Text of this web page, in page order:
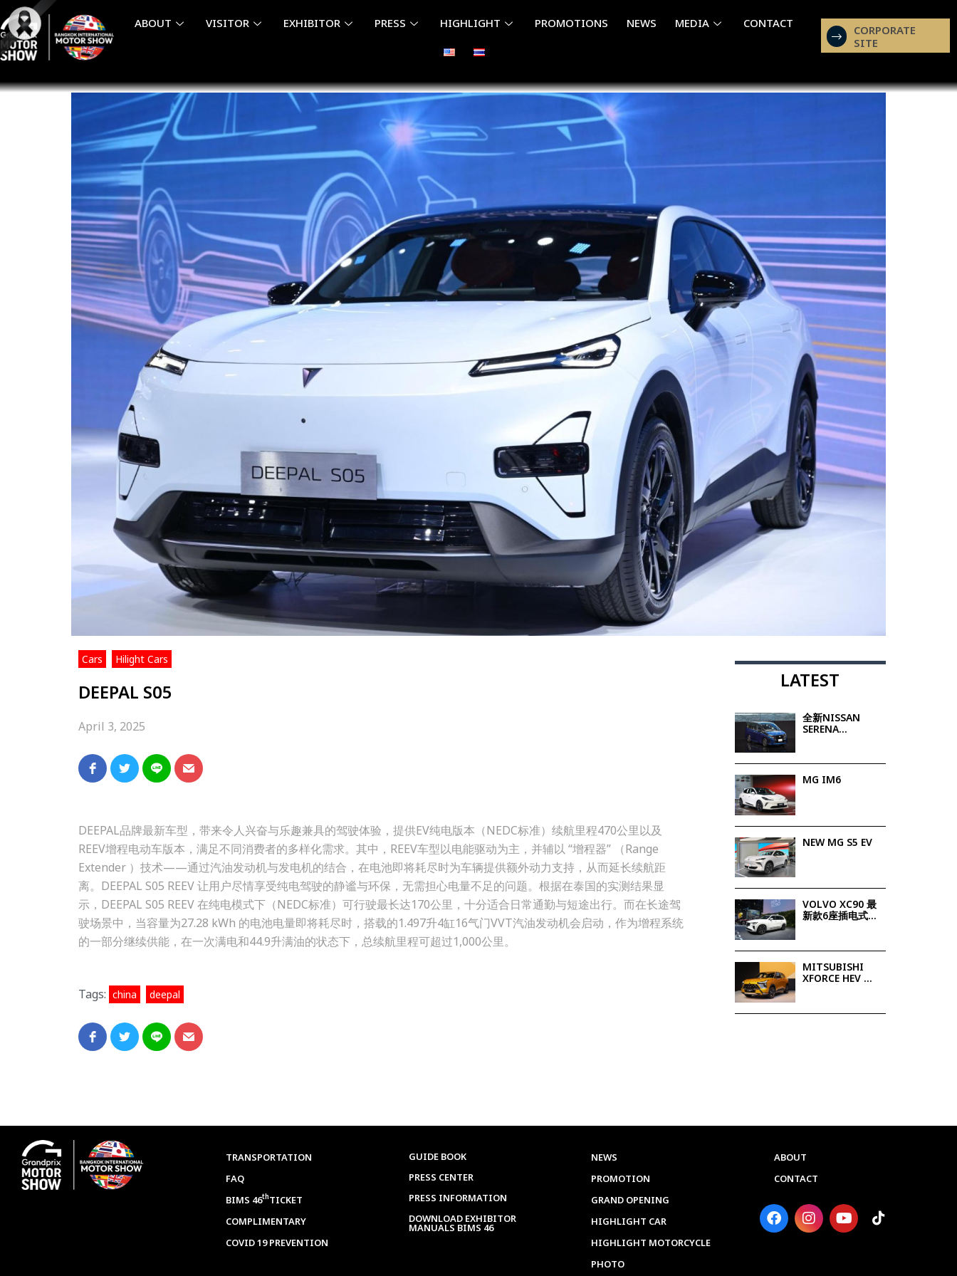
Skip
to
content
ABOUT VISITOR EXHIBITOR PRESS HIGHLIGHT PROMOTIONS NEWS MEDIA CONTACT CORPORATE
SITE
Cars Hilight Cars
DEEPAL S05
April 3, 2025
DEEPAL品牌最新车型，带来令人兴奋与乐趣兼具的驾驶体验，提供EV纯电版本（NEDC标准）续航里程470公里以及
REEV增程电动车版本，满足不同消费者的多样化需求。其中，REEV车型以电能驱动为主，并辅以 “增程器” （Range
Extender ）技术——通过汽油发动机与发电机的结合，在电池即将耗尽时为车辆提供额外动力支持，从而延长续航距
离。DEEPAL S05 REEV 让用户尽情享受纯电驾驶的静谧与环保，无需担心电量不足的问题。根据在泰国的实测结果显
示，DEEPAL S05 REEV 在纯电模式下（NEDC标准）可行驶最长达170公里，十分适合日常通勤与短途出行。而在长途驾
驶场景中，当容量为27.28 kWh 的电池电量即将耗尽时，搭载的1.497升4缸16气门VVT汽油发动机会启动，作为增程系统
的一部分继续供能，在一次满电和44.9升满油的状态下，总续航里程可超过1,000公里。
Tags: china deepal
LATEST
全新NISSAN
SERENA
级驾乘体验
MG IM6
NEW MG S5 EV
VOLVO XC90 最
新款6座插电式混
MITSUBISHI
XFORCE HEV 全
强劲
TRANSPORTATION
FAQ
BIMS 46thTICKET
COMPLIMENTARY
COVID 19 PREVENTION
GUIDE BOOK
PRESS CENTER
PRESS INFORMATION
DOWNLOAD EXHIBITOR
MANUALS BIMS 46
NEWS
PROMOTION
GRAND OPENING
HIGHLIGHT CAR
HIGHLIGHT MOTORCYCLE
PHOTO
ABOUT
CONTACT
F
a
c
I
n
s
Y
o
u
T
i